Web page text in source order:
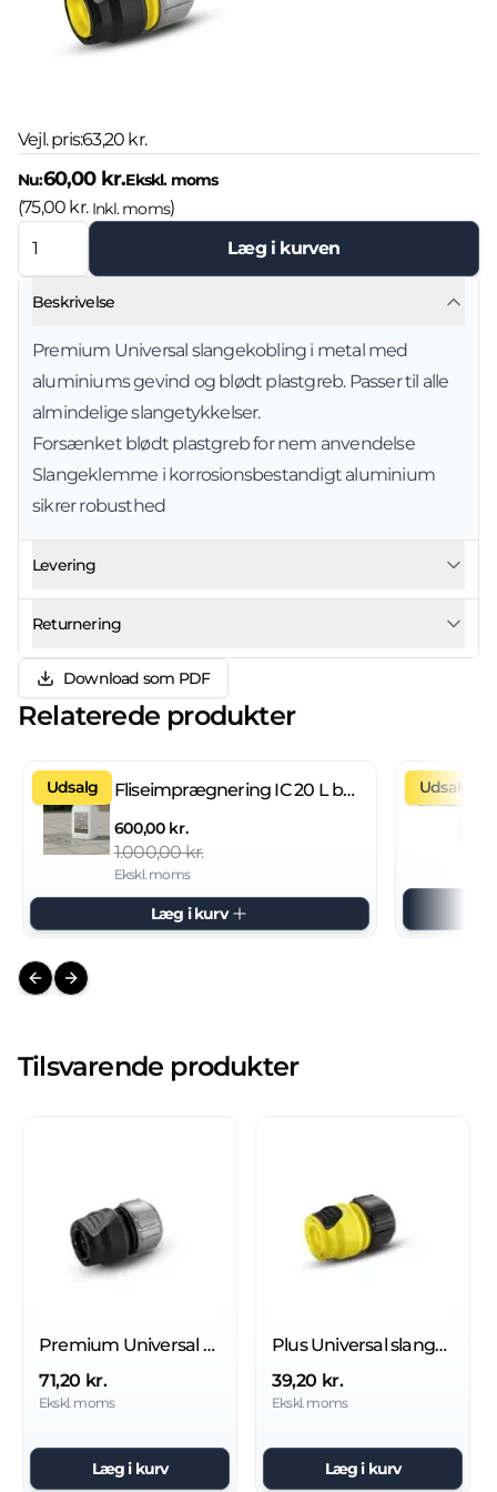
Vejl. pris:63,20 kr.
Nu:60,00 kr.Ekskl. moms
(75,00 kr. Inkl. moms)
Læg i kurven
Beskrivelse
Premium Universal slangekobling i metal med
aluminiums gevind og blødt plastgreb. Passer til alle
almindelige slangetykkelser.
Forsænket blødt plastgreb for nem anvendelse
Slangeklemme i korrosionsbestandigt aluminium
sikrer robusthed
Levering
Returnering
Download som PDF
Relaterede produkter
Udsalg Fliseimprægnering IC 20 L brugsklar
600,00 kr.
1.000,00 kr.
Ekskl. moms
Læg i kurv
Udsalg
Previous slide
Next slide
Tilsvarende produkter
Premium Universal slangekobling metal med Aqua Stop
71,20 kr.
Ekskl. moms
Læg i kurv
Plus Universal slangekobling
39,20 kr.
Ekskl. moms
Læg i kurv